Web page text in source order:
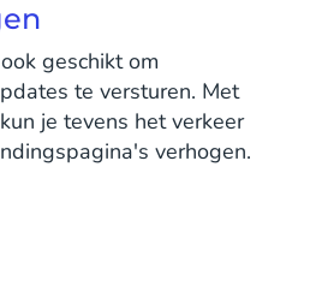
geschikt om
te versturen. Met
je tevens het verkeer
verhogen.